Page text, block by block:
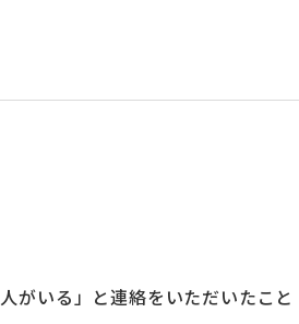
がいる」と連絡をいただいたこと